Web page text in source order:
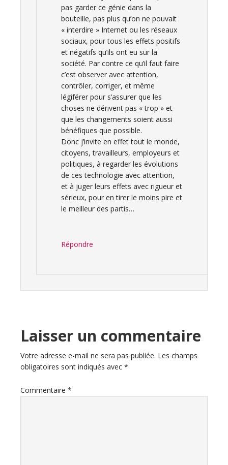
pas garder ce génie dans la
bouteille, pas plus qu’on ne pouvait
« interdire » Internet ou les réseaux
sociaux, pour tous les effets positifs
et négatifs qu’ils ont eu sur la
société. Par contre ce qu’il faut faire
c’est observer avec attention,
contrôler, corriger, et même
légiférer pour s’assurer que les
choses ne dérivent pas « trop » et
que les changements soient aussi
bénéfiques que possible.
Donc j’invite en effet tout le monde,
citoyens, travailleurs, employeurs et
politiques, à regarder les évolutions
de ces technologie avec attention,
et à juger leurs effets avec rigueur et
sérieux, pour en tirer le moins pire et
le meilleur des partis…
Répondre
Laisser un commentaire
Votre adresse e-mail ne sera pas publiée. Les champs
obligatoires sont indiqués avec *
Commentaire *